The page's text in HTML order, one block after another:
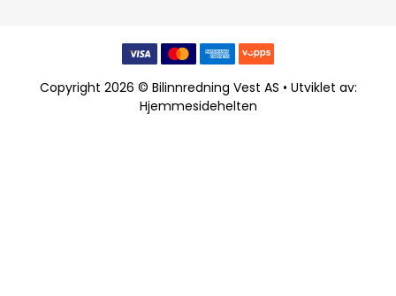
Copyright 2026 © Bilinnredning Vest AS • Utviklet av:
Hjemmesidehelten